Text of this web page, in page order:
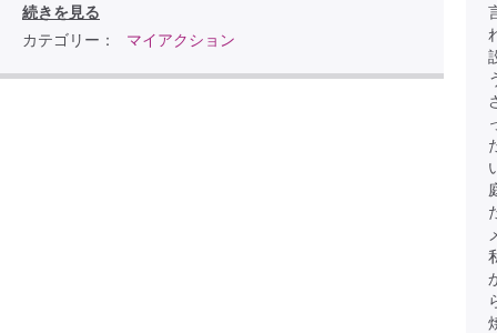
続きを見る
カテゴリー：
マイアクション